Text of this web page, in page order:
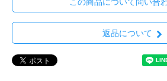
返品について